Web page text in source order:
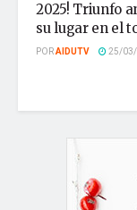
2025! Triunfo
su lugar en el
PORAIDUTV 25/